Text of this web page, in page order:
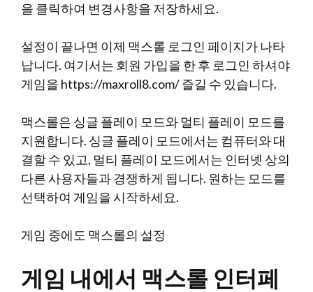
을 클릭하여 변경사항을 저장하세요.
설정이 끝나면 이제 맥스롤 로그인 페이지가 나타
납니다. 여기서는 회원 가입을 한 후 로그인 하셔야
게임을 https://maxroll8.com/즐길 수 있습니다.
맥스롤은 싱글 플레이 모드와 멀티 플레이 모드를
지원합니다. 싱글 플레이 모드에서는 컴퓨터와 대
결할 수 있고, 멀티 플레이 모드에서는 인터넷 상의
다른 사용자들과 경쟁하게 됩니다. 원하는 모드를
선택하여 게임을 시작하세요.
게임 중에도 맥스롤의 설정
게임 내에서 맥스롤 인터페